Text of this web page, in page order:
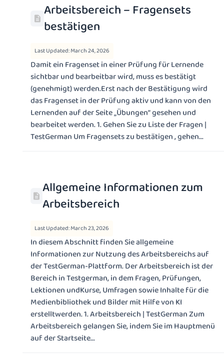
Arbeitsbereich – Fragensets
bestätigen
Last Updated: March 24, 2026
Damit ein Fragenset in einer Prüfung für Lernende
sichtbar und bearbeitbar wird, muss es bestätigt
(genehmigt) werden.Erst nach der Bestätigung wird
das Fragenset in der Prüfung aktiv und kann von den
Lernenden auf der Seite „Übungen“ gesehen und
bearbeitet werden. 1. Gehen Sie zu Liste der Fragen |
TestGerman Um Fragensets zu bestätigen , gehen...
Allgemeine Informationen zum
Arbeitsbereich
Last Updated: March 23, 2026
In diesem Abschnitt finden Sie allgemeine
Informationen zur Nutzung des Arbeitsbereichs auf
der TestGerman-Plattform. Der Arbeitsbereich ist der
Bereich in Testgerman, in dem Fragen, Prüfungen,
Lektionen undKurse, Umfragen sowie Inhalte für die
Medienbibliothek und Bilder mit Hilfe von KI
erstelltwerden. 1. Arbeitsbereich | TestGerman Zum
Arbeitsbereich gelangen Sie, indem Sie im Hauptmenü
auf der Startseite...